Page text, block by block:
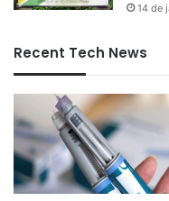
14 de
Recent Tech News